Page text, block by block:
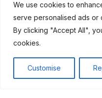
We use cookies to
serve personalised ads or
By clicking "Accept All",
cookies.
Customise